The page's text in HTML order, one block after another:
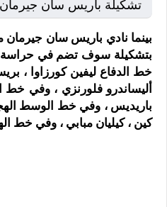
تشكيلة باريس سان جيرمان
بينما نادي باريس سان جيرمان
بتشكيلة سوف تضم في حراسة
خط الدفاع ليفين كورزاوا ،
أليساندرو فلورنزي ، وفي خط
باريديس ، وفي خط الوسط
كين ، كيليان مبابي ، وفي خط